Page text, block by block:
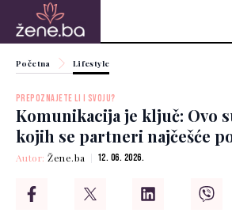
Početna Lifestyle
PREPOZNAJETE LI I SVOJU?
Komunikacija je ključ: Ovo
kojih se partneri najčešće
Autor:Žene.ba 12. 06. 2026.